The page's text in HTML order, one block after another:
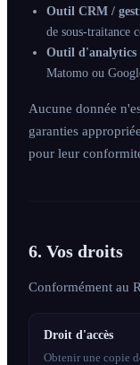
Outil CRM /
de sous-traitance
Outil d'analytics
Matomo ou
Aucune donnée
garanties
pour leur
6. Vos droits
Conformément au
Droit d'accès
Obtenir une copie